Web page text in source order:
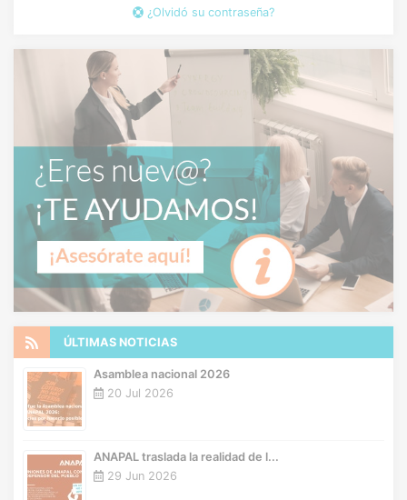
¿Olvidó su contraseña?
ÚLTIMAS NOTICIAS
Asamblea nacional 2026
20 Jul 2026
ANAPAL traslada la realidad de l...
29 Jun 2026